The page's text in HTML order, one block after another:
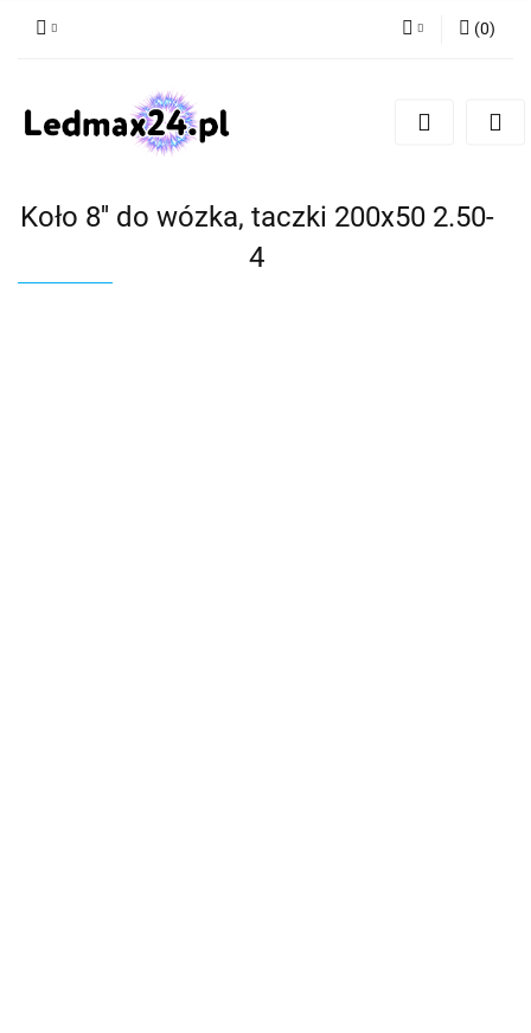
Zarejestruj się
(0)
Koło 8'' do wózka, taczki 200x50 2.50-
4